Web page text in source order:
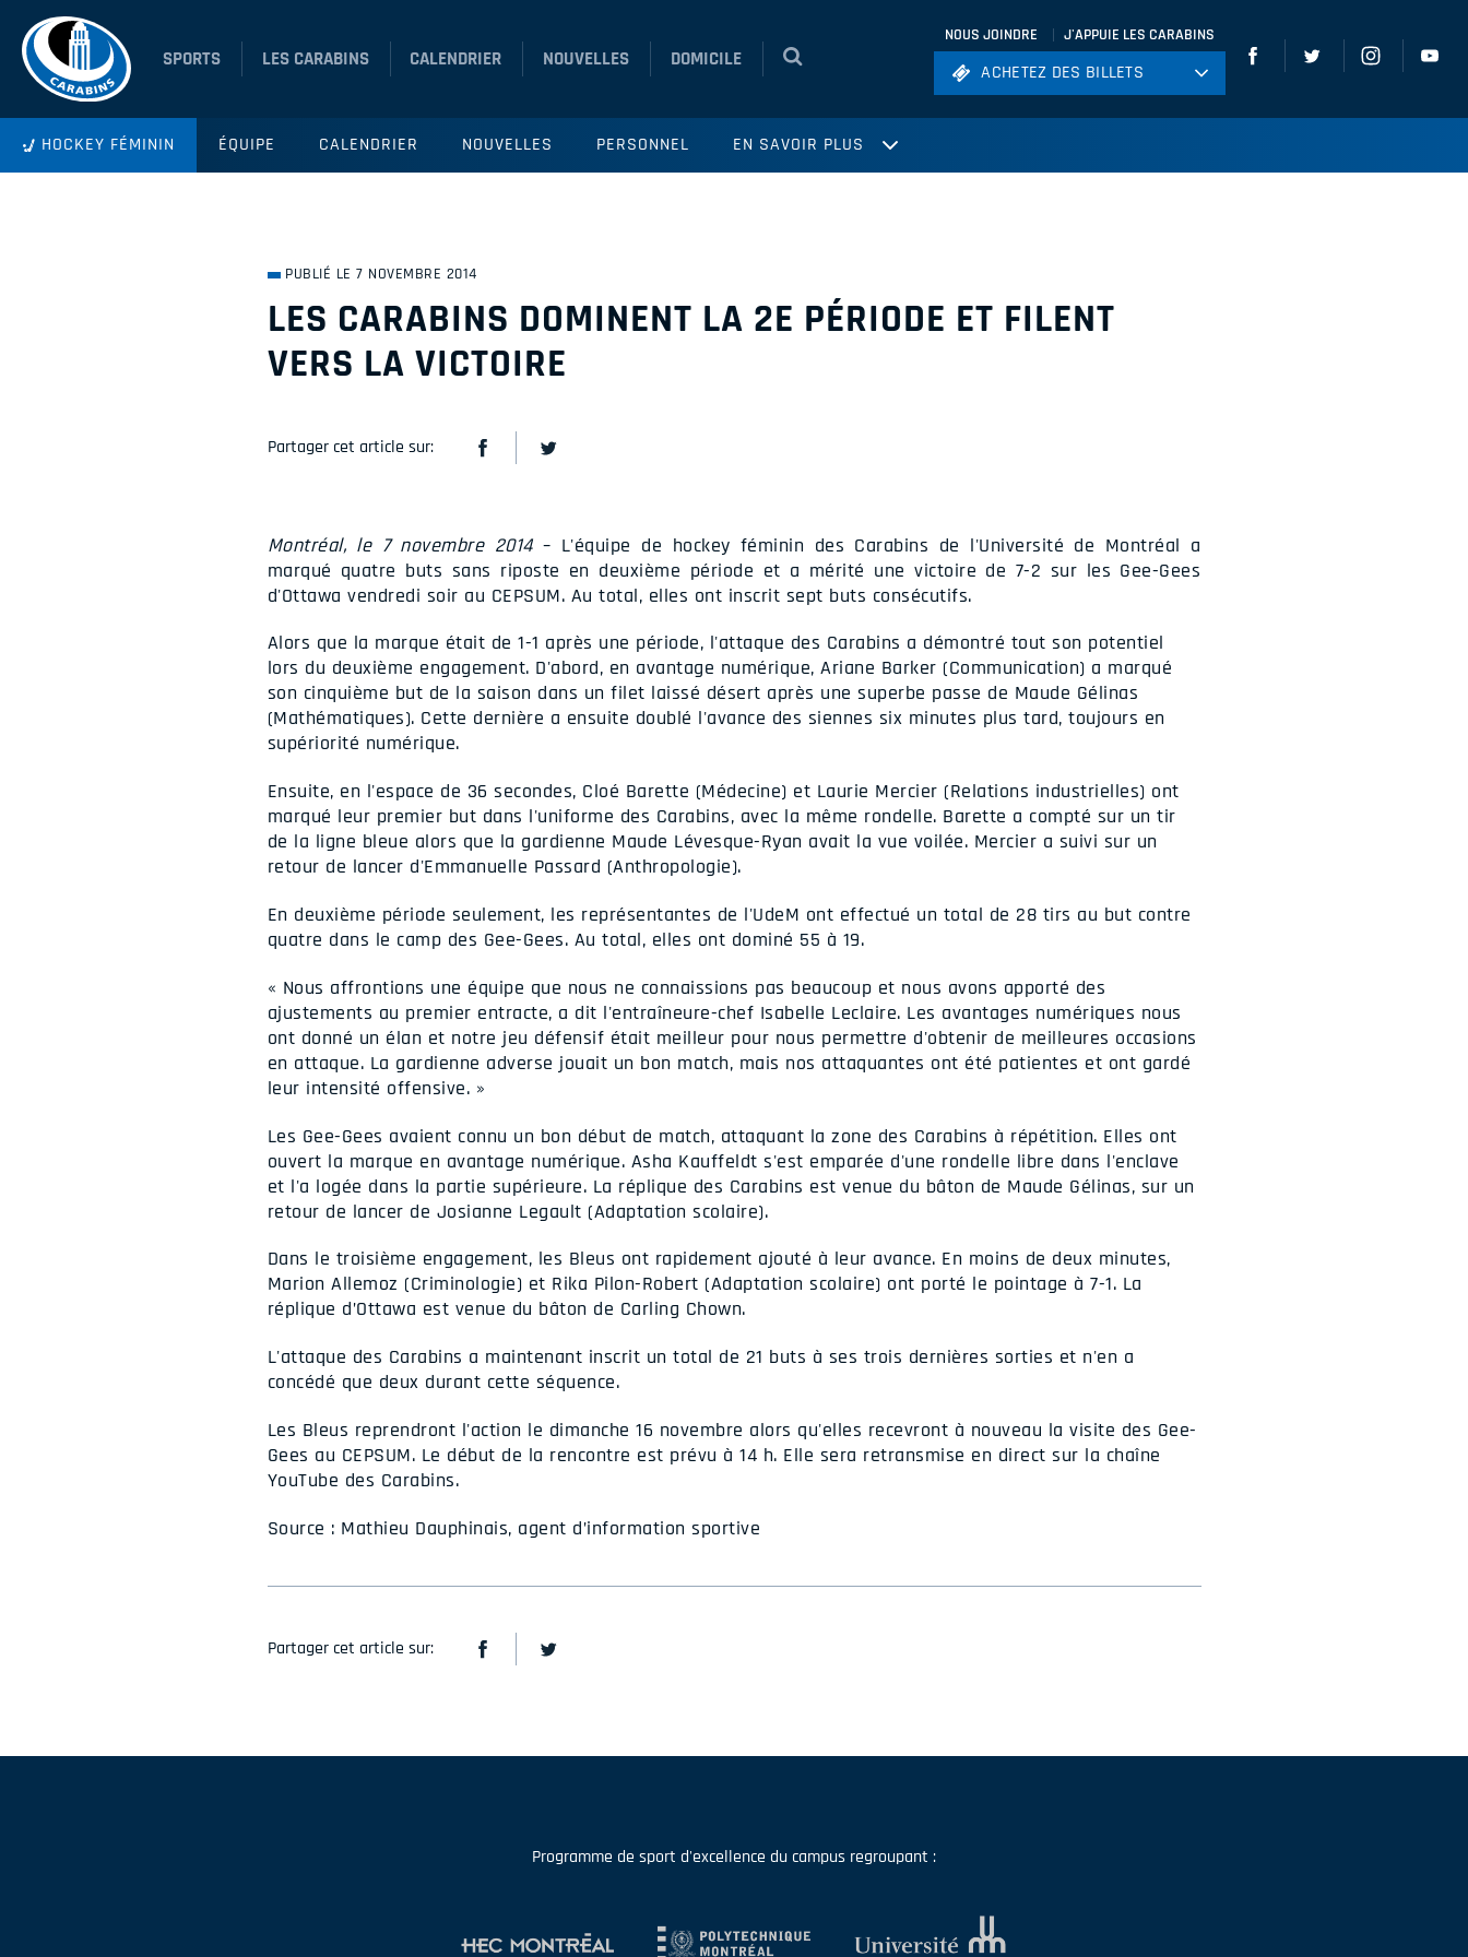
SPORTS LES CARABINS CALENDRIER NOUVELLES DOMICILE
NOUS JOINDRE J'APPUIE LES CARABINS
ACHETEZ DES BILLETS
ACHETEZ DES BILLETS
HOCKEY FÉMININ ÉQUIPE CALENDRIER NOUVELLES PERSONNEL EN SAVOIR PLUS
PUBLIÉ LE 7 NOVEMBRE 2014
LES CARABINS DOMINENT LA 2E PÉRIODE ET FILENT
VERS LA VICTOIRE
Partager cet article sur:
Montréal, le 7 novembre 2014– L'équipe de hockey féminin des Carabins de l'Université de Montréal a
marqué quatre buts sans riposte en deuxième période et a mérité une victoire de 7-2 sur les Gee-Gees
d'Ottawa vendredi soir au CEPSUM. Au total, elles ont inscrit sept buts consécutifs.
Alors que la marque était de 1-1 après une période, l'attaque des Carabins a démontré tout son potentiel
lors du deuxième engagement. D'abord, en avantage numérique, Ariane Barker (Communication) a marqué
son cinquième but de la saison dans un filet laissé désert après une superbe passe de Maude Gélinas
(Mathématiques). Cette dernière a ensuite doublé l'avance des siennes six minutes plus tard, toujours en
supériorité numérique.
Ensuite, en l'espace de 36 secondes, Cloé Barette (Médecine) et Laurie Mercier (Relations industrielles) ont
marqué leur premier but dans l'uniforme des Carabins, avec la même rondelle. Barette a compté sur un tir
de la ligne bleue alors que la gardienne Maude Lévesque-Ryan avait la vue voilée. Mercier a suivi sur un
retour de lancer d'Emmanuelle Passard (Anthropologie).
En deuxième période seulement, les représentantes de l'UdeM ont effectué un total de 28 tirs au but contre
quatre dans le camp des Gee-Gees. Au total, elles ont dominé 55 à 19.
« Nous affrontions une équipe que nous ne connaissions pas beaucoup et nous avons apporté des
ajustements au premier entracte, a dit l'entraîneure-chef Isabelle Leclaire. Les avantages numériques nous
ont donné un élan et notre jeu défensif était meilleur pour nous permettre d'obtenir de meilleures occasions
en attaque. La gardienne adverse jouait un bon match, mais nos attaquantes ont été patientes et ont gardé
leur intensité offensive. »
Les Gee-Gees avaient connu un bon début de match, attaquant la zone des Carabins à répétition. Elles ont
ouvert la marque en avantage numérique. Asha Kauffeldt s'est emparée d'une rondelle libre dans l'enclave
et l'a logée dans la partie supérieure. La réplique des Carabins est venue du bâton de Maude Gélinas, sur un
retour de lancer de Josianne Legault (Adaptation scolaire).
Dans le troisième engagement, les Bleus ont rapidement ajouté à leur avance. En moins de deux minutes,
Marion Allemoz (Criminologie) et Rika Pilon-Robert (Adaptation scolaire) ont porté le pointage à 7-1. La
réplique d’Ottawa est venue du bâton de Carling Chown.
L'attaque des Carabins a maintenant inscrit un total de 21 buts à ses trois dernières sorties et n'en a
concédé que deux durant cette séquence.
Les Bleus reprendront l'action le dimanche 16 novembre alors qu'elles recevront à nouveau la visite des Gee-
Gees au CEPSUM. Le début de la rencontre est prévu à 14 h. Elle sera retransmise en direct sur la chaîne
YouTube des Carabins.
Source : Mathieu Dauphinais, agent d’information sportive
Partager cet article sur:
Programme de sport d'excellence du campus regroupant :